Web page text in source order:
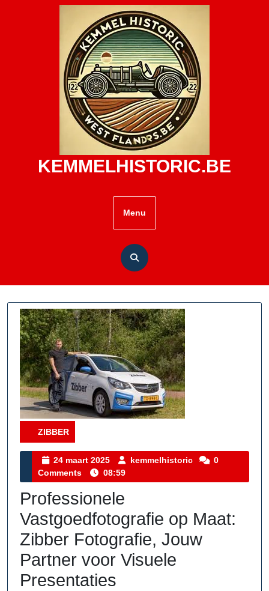
KEMMELHISTORIC.BE
Menu
ZIBBER
Category
24 maart 2025
24
maart
2025
kemmelhistoric kemmelhistoric
0
Comments
08:59
Professionele
Vastgoedfotografie op Maat:
Zibber Fotografie, Jouw
Partner voor Visuele
Presentaties